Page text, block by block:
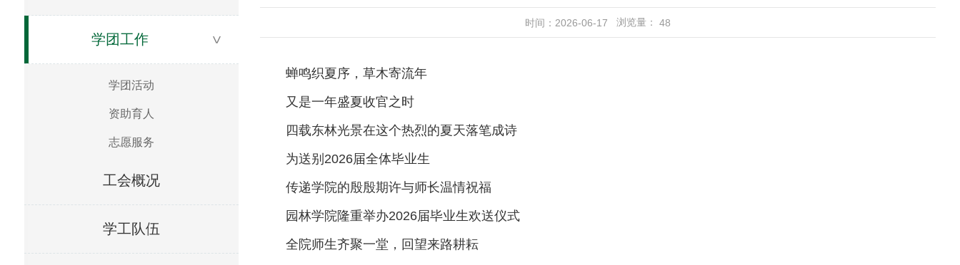
学团工作 >
学团活动
资助育人
志愿服务
工会概况
学工队伍
时间：2026-06-17 浏览量： 48
蝉鸣织夏序，草木寄流年
又是一年盛夏收官之时
四载东林光景在这个热烈的夏天落笔成诗
为送别 2026届全体毕业生
传递学院的殷殷期许与师长温情祝福
园林学院隆重举办2026届毕业生欢送仪式
全院师生齐聚一堂，回望来路耕耘